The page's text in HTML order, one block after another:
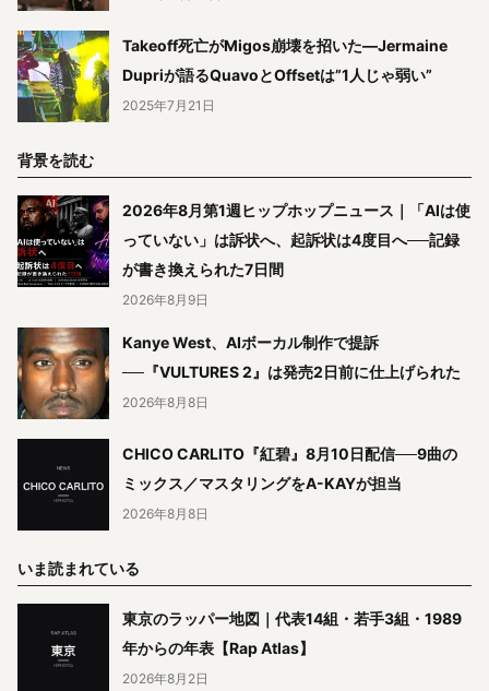
Takeoff死亡がMigos崩壊を招いた―Jermaine
Dupriが語るQuavoとOffsetは”1人じゃ弱い”
2025年7月21日
背景を読む
2026年8月第1週ヒップホップニュース｜「AIは使
っていない」は訴状へ、起訴状は4度目へ──記録
が書き換えられた7日間
2026年8月9日
Kanye West、AIボーカル制作で提訴
──『VULTURES 2』は発売2日前に仕上げられた
2026年8月8日
CHICO CARLITO『紅碧』8月10日配信──9曲の
ミックス／マスタリングをA-KAYが担当
2026年8月8日
いま読まれている
東京のラッパー地図｜代表14組・若手3組・1989
年からの年表【Rap Atlas】
2026年8月2日